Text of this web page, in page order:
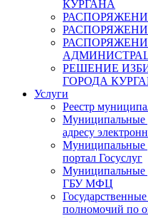
КУРГАНА
РЕШЕНИЕ
ГОРОДА
Услуги
Реестр
Муниципальные
адресу
Муниципальные
портал Госуслуг
Муниципальные
ГБУ МФЦ
полномочий по